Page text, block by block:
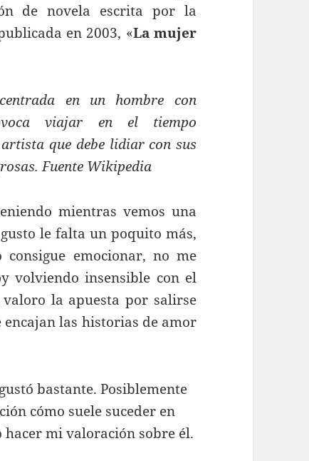
de novela escrita por la
en 2003, «La mujer
en un hombre con
viajar en el tiempo
que debe lidiar con sus
Fuente Wikipedia
mientras vemos una
le falta un poquito más,
emocionar, no me
volviendo insensible con el
la apuesta por salirse
las historias de amor
bastante. Posiblemente
cómo suele suceder en
hacer mi valoración sobre él.